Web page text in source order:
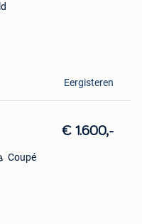
Eergisteren
€ 1.600,-
Coupé